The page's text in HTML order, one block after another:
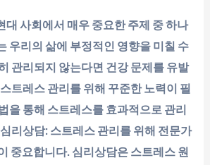
대 사회에서 매우 중요한 주제 중 하나
우리의 삶에 부정적인 영향을 미칠 수
관리되지 않는다면 건강 문제를 유발
트레스 관리를 위해 꾸준한 노력이 필
을 통해 스트레스를 효과적으로 관리
리상담: 스트레스 관리를 위해 전문가
중요합니다. 심리상담은 스트레스 원